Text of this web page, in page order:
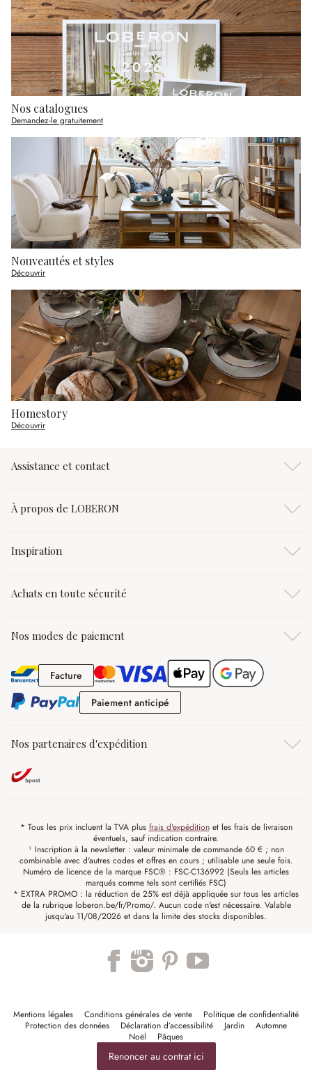
Nos catalogues
Demandez-le gratuitement
Nouveautés et styles
Découvrir
Homestory
Découvrir
Assistance et contact
À propos de LOBERON
Inspiration
Achats en toute sécurité
Nos modes de paiement
FactureFacture
Paiement anticipé
Nos partenaires d'expédition
* Tous les prix incluent la TVA plus frais d'expéditionet les frais de livraison
éventuels, sauf indication contraire.
¹ Inscription à la newsletter : valeur minimale de commande 60 € ; non
combinable avec d'autres codes et offres en cours ; utilisable une seule fois.
Numéro de licence de la marque FSC® : FSC-C136992 (Seuls les articles
marqués comme tels sont certifiés FSC)
* EXTRA PROMO : la réduction de 25% est déjà appliquée sur tous les articles
de la rubrique loberon.be/fr/Promo/. Aucun code n'est nécessaire. Valable
jusqu'au 11/08/2026 et dans la limite des stocks disponibles.
Mentions légales Conditions générales de vente
Politique de confidentialité
Protection des données
Déclaration d’accessibilité Jardin
Automne
Noël
Pâques
Renoncer au contrat ici